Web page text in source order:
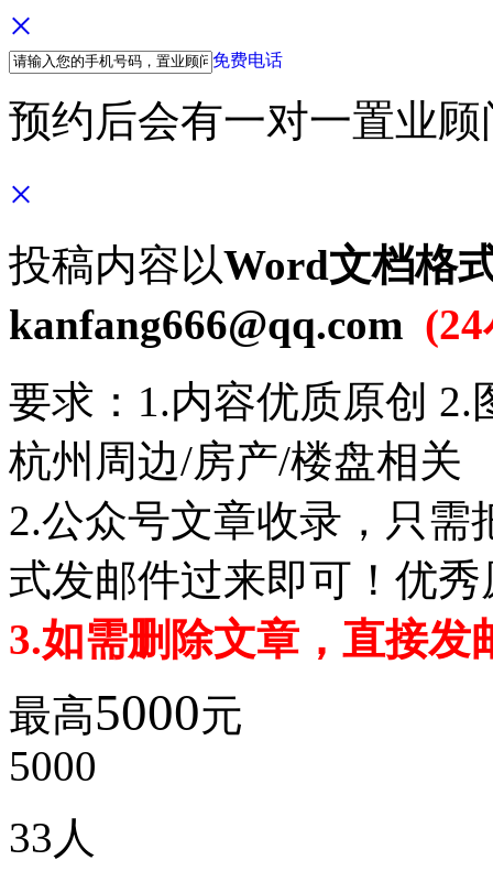
×
免费电话
预约后会有一对一置业
×
投稿内容以Word文档格
kanfang666@qq.com
要求：1.内容优质原创
杭州周边/房产/楼盘相关
2.公众号文章收录，只需
式发邮件过来即可！优
3.如需删除文章，直接发
最高5000元
5000
33 人